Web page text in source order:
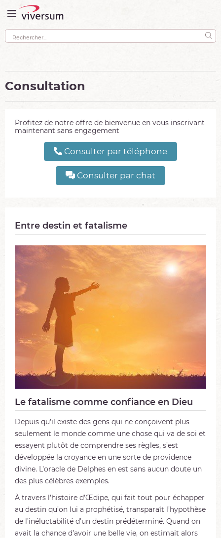
Consultation
Profitez de notre offre de bienvenue en vous inscrivant
maintenant sans engagement
Consulter par téléphone
Consulter par chat
Entre destin et fatalisme
Le fatalisme comme confiance en Dieu
Depuis qu’il existe des gens qui ne conçoivent plus
seulement le monde comme une chose qui va de soi et
essayent plutôt de comprendre ses règles, s’est
développée la croyance en une sorte de providence
divine. L’oracle de Delphes en est sans aucun doute un
des plus célèbres exemples.
À travers l’histoire d’Œdipe, qui fait tout pour échapper
au destin qu’on lui a prophétisé, transparaît l’hypothèse
de l’inéluctabilité d’un destin prédéterminé. Quand on
avait la chance d’avoir une belle vie, on estimait alors